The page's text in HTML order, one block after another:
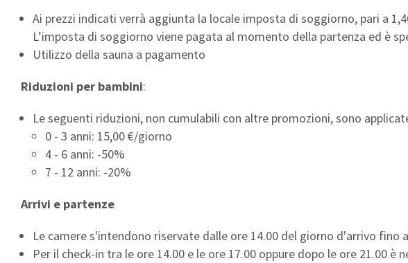
Ai prezzi indicati verrà aggiunta la locale imposta di soggiorno, pari a
L’imposta di soggiorno viene pagata al momento della partenza ed è
Utilizzo della sauna a pagamento
Riduzioni per bambini:
Le seguenti riduzioni, non cumulabili con altre promozioni, sono
0 - 3 anni: 15,00 €/giorno
4 - 6 anni: -50%
7 - 12 anni: -20%
Arrivi e partenze
Le camere s'intendono riservate dalle ore 14.00 del giorno d'arrivo fino
Per il check-in tra le ore 14.00 e le ore 17.00 oppure dopo le ore 21.00